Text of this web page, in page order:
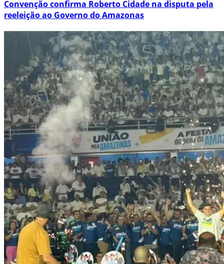
Convenção confirma Roberto Cidade na disputa pela
reeleição ao Governo do Amazonas